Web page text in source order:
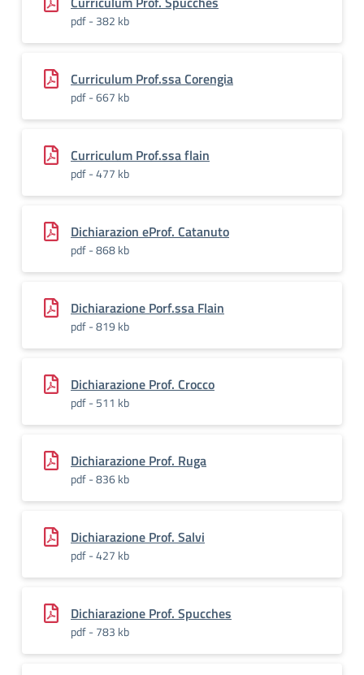
pdf - 382 kb
Curriculum Prof.ssa Corengia
pdf - 667 kb
Curriculum Prof.ssa flain
pdf - 477 kb
Dichiarazion eProf. Catanuto
pdf - 868 kb
Dichiarazione Porf.ssa Flain
pdf - 819 kb
Dichiarazione Prof. Crocco
pdf - 511 kb
Dichiarazione Prof. Ruga
pdf - 836 kb
Dichiarazione Prof. Salvi
pdf - 427 kb
Dichiarazione Prof. Spucches
pdf - 783 kb